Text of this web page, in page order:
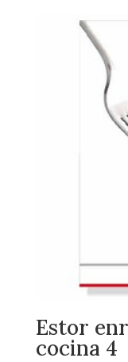
Estor
cocina 4